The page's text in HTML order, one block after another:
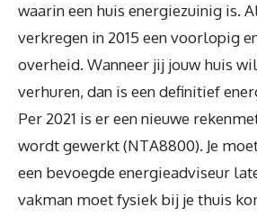
waarin een huis energiezuinig is.
verkregen in 2015 een voorlopig
overheid. Wanneer jij jouw huis
verhuren, dan is een definitief
Per 2021 is er een nieuwe
wordt gewerkt (NTA8800). Je
een bevoegde energieadviseur
vakman moet fysiek bij je thuis